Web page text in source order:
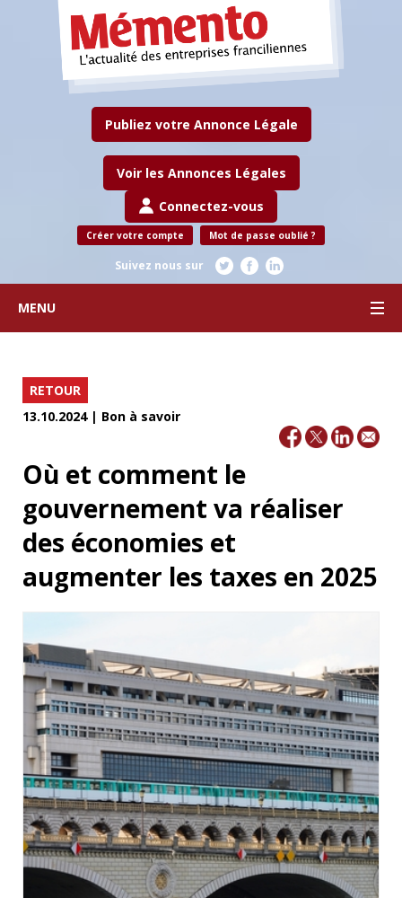
Publiez votre Annonce Légale
Voir les Annonces Légales
Connectez-vous
Créer votre compte Mot de passe oublié ?
Suivez nous sur
MENU
RETOUR
13.10.2024 | Bon à savoir
Où et comment le
gouvernement va réaliser
des économies et
augmenter les taxes en 2025